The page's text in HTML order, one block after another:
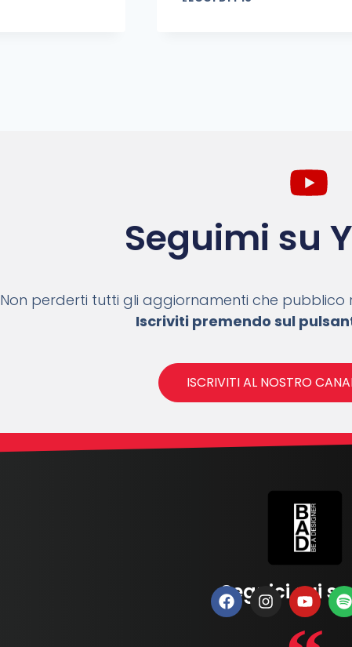
Seguimi su
Non perderti tutti gli aggiornamenti che pubblico
Iscriviti premendo sul
ISCRIVITI AL NOSTRO
Seguici sui